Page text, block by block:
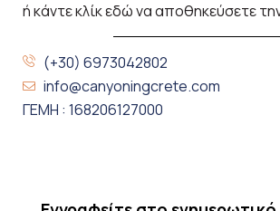
ή κάντε κλίκ εδώ να αποθηκεύσετε
(+30) 6973042802
info@canyoningcrete.com
ΓΕΜΗ : 168206127000